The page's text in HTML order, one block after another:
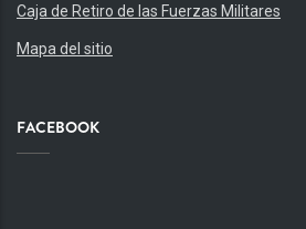
Caja de Retiro de las Fuerzas Militares
Mapa del sitio
FACEBOOK